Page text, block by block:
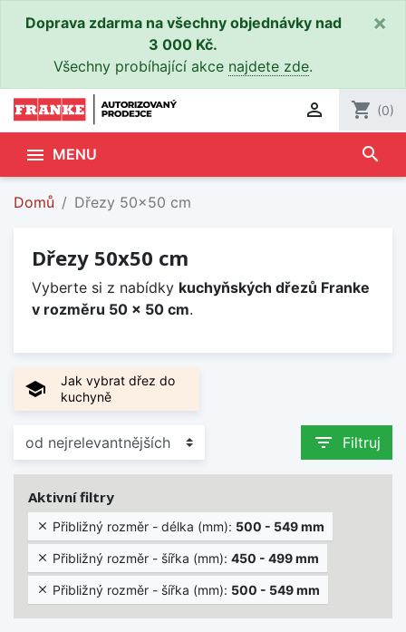
Doprava zdarma na všechny objednávky nad
3 000 Kč.
Všechny probíhající akce najdete zde.
×
 shopping_cart (0)
 MENU search
Domů Dřezy 50x50 cm
Dřezy 50x50 cm
Vyberte si z nabídky kuchyňských dřezů Franke
v rozměru 50 x 50 cm.
school
Jak vybrat dřez do
kuchyně
filter_list Filtruj
Aktivní filtry
 Přibližný rozměr - délka (mm): 500 - 549 mm
 Přibližný rozměr - šířka (mm): 450 - 499 mm
 Přibližný rozměr - šířka (mm): 500 - 549 mm